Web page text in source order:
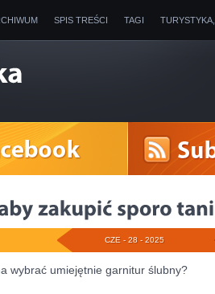
SPIS TREŚCI TAGI
CZE - 28 - 2025
wybrać umiejętnie garnitur ślubny?